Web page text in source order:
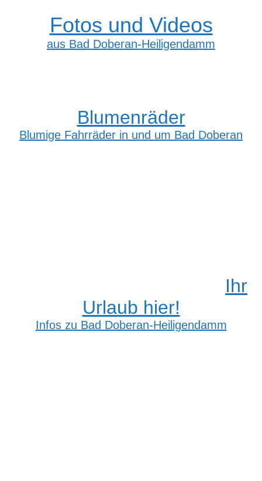
Fotos und Videos
aus Bad Doberan-Heiligendamm
Blumenräder
Blumige Fahrräder in und um Bad Doberan
Ihr
Urlaub hier!
Infos zu Bad Doberan-Heiligendamm